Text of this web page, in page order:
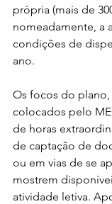
própria (mais de
nomeadamente, a
condições de
ano.
Os focos do plano,
colocados pelo
de horas
de captação de
ou em vias de se
mostrem
atividade letiva.